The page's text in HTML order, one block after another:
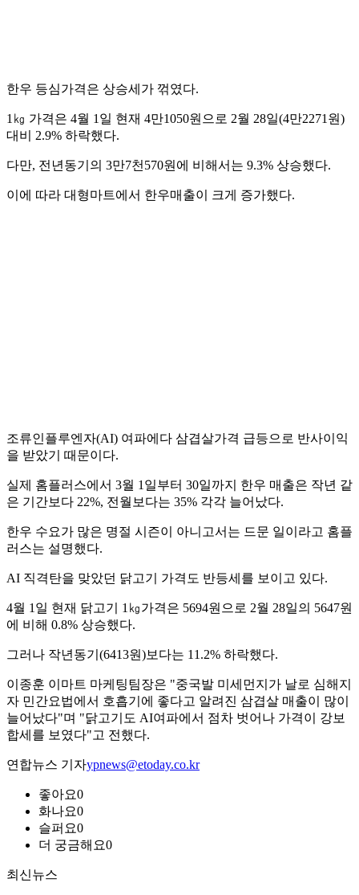
한우 등심가격은 상승세가 꺾였다.
1㎏ 가격은 4월 1일 현재 4만1050원으로 2월 28일(4만2271원)
대비 2.9% 하락했다.
다만, 전년동기의 3만7천570원에 비해서는 9.3% 상승했다.
이에 따라 대형마트에서 한우매출이 크게 증가했다.
조류인플루엔자(AI) 여파에다 삼겹살가격 급등으로 반사이익
을 받았기 때문이다.
실제 홈플러스에서 3월 1일부터 30일까지 한우 매출은 작년 같
은 기간보다 22%, 전월보다는 35% 각각 늘어났다.
한우 수요가 많은 명절 시즌이 아니고서는 드문 일이라고 홈플
러스는 설명했다.
AI 직격탄을 맞았던 닭고기 가격도 반등세를 보이고 있다.
4월 1일 현재 닭고기 1㎏가격은 5694원으로 2월 28일의 5647원
에 비해 0.8% 상승했다.
그러나 작년동기(6413원)보다는 11.2% 하락했다.
이종훈 이마트 마케팅팀장은 "중국발 미세먼지가 날로 심해지
자 민간요법에서 호흡기에 좋다고 알려진 삼겹살 매출이 많이
늘어났다"며 "닭고기도 AI여파에서 점차 벗어나 가격이 강보
합세를 보였다"고 전했다.
연합뉴스 기자ypnews@etoday.co.kr
좋아요0
화나요0
슬퍼요0
더 궁금해요0
최신뉴스